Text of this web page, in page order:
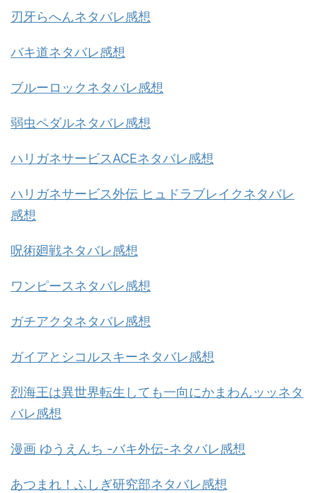
刃牙らへんネタバレ感想
バキ道ネタバレ感想
ブルーロックネタバレ感想
弱虫ペダルネタバレ感想
ハリガネサービスACEネタバレ感想
ハリガネサービス外伝 ヒュドラブレイクネタバレ
感想
呪術廻戦ネタバレ感想
ワンピースネタバレ感想
ガチアクタネタバレ感想
ガイアとシコルスキーネタバレ感想
烈海王は異世界転生しても一向にかまわんッッネタ
バレ感想
漫画 ゆうえんち -バキ外伝-ネタバレ感想
あつまれ！ふしぎ研究部ネタバレ感想